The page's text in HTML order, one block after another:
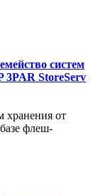
систем
3PAR StoreServ
хранения от
флеш-